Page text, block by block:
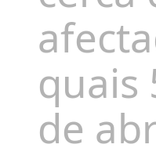
quais
de